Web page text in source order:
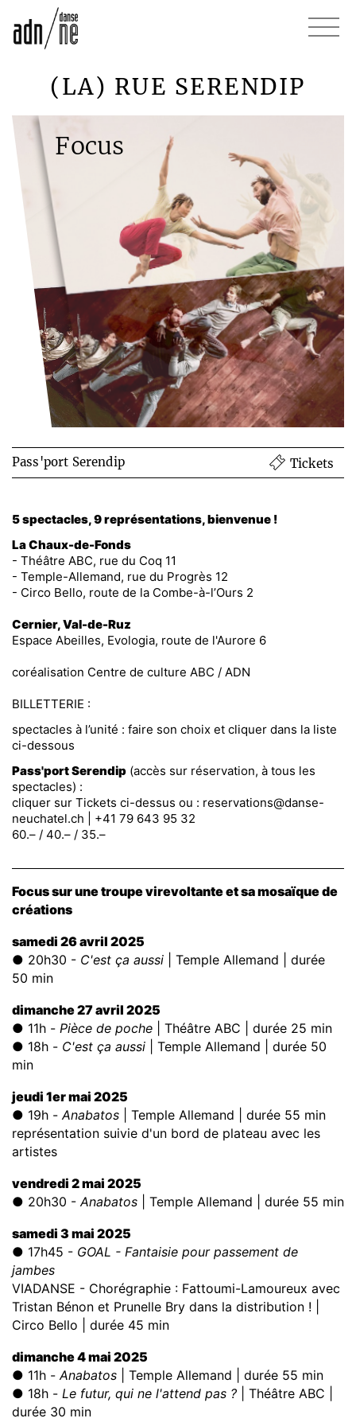
(LA) RUE SERENDIP
Focus
Pass'port Serendip Tickets
5 spectacles, 9 représentations, bienvenue !
La Chaux-de-Fonds
- Théâtre ABC, rue du Coq 11
- Temple-Allemand, rue du Progrès 12
- Circo Bello, route de la Combe-à-l’Ours 2
Cernier, Val-de-Ruz
Espace Abeilles, Evologia, route de l'Aurore 6
coréalisation Centre de culture ABC / ADN
BILLETTERIE :
spectacles à l’unité : faire son choix et cliquer dans la liste
ci-dessous
Pass'port Serendip (accès sur réservation, à tous les
spectacles) :
cliquer sur Tickets ci-dessus ou : reservations@danse-
neuchatel.ch | +41 79 643 95 32
60.– / 40.– / 35.–
Focus sur une troupe virevoltante et sa mosaïque de
créations
samedi 26 avril 2025
● 20h30 - C'est ça aussi | Temple Allemand | durée
50 min
dimanche 27 avril 2025
● 11h - Pièce de poche
| Théâtre ABC | durée 25 min
● 18h - C'est ça aussi
| Temple Allemand | durée 50
min
jeudi 1er mai 2025
● 19h - Anabatos | Temple Allemand | durée 55 min
représentation suivie d'un bord de plateau avec les
artistes
vendredi 2 mai 2025
● 20h30 - Anabatos | Temple Allemand | durée 55 min
samedi 3 mai 2025
● 17h45 - GOAL - Fantaisie pour passement de
jambes
VIADANSE - Chorégraphie : Fattoumi-Lamoureux avec
Tristan Bénon et Prunelle Bry dans la distribution ! |
Circo Bello | durée 45 min
dimanche 4 mai 2025
● 11h - Anabatos | Temple Allemand | durée 55 min
● 18h - Le futur, qui ne l'attend pas ? | Théâtre ABC |
durée 30 min